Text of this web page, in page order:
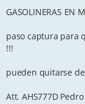
s
GASOLINERAS EN
paso captura para
!!!
pueden quitarse
Att. AHS777D